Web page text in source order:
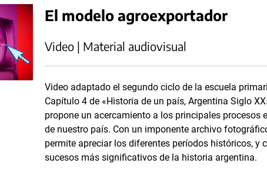
El modelo agroexportador
Video | Material audiovisual
Video adaptado el segundo ciclo de la escuela
Capítulo 4 de «Historia de un país, Argentina Siglo
propone un acercamiento a los principales
de nuestro país. Con un imponente archivo
permite apreciar los diferentes períodos históricos, y
sucesos más significativos de la historia argentina.